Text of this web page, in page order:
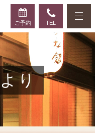
ご予約 TEL
り